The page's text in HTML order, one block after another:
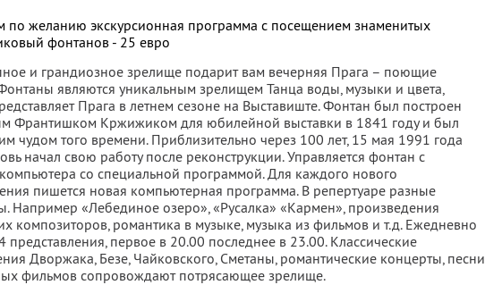
по желанию экскурсионная программа с посещением знаменитых
фонтанов - 25 евро
и грандиозное зрелище подарит вам вечерняя Прага – поющие
являются уникальным зрелищем Танца воды, музыки и цвета,
Прага в летнем сезоне на Выставиште. Фонтан был построен
Франтишком Кржижиком для юбилейной выставки в 1841 году и был
чудом того времени. Приблизительно через 100 лет, 15 мая 1991 года
начал свою работу после реконструкции. Управляется фонтан с
со специальной программой. Для каждого нового
пишется новая компьютерная программа. В репертуаре разные
Например «Лебединое озеро», «Русалка» «Кармен», произведения
композиторов, романтика в музыке, музыка из фильмов и т.д. Ежедневно
представления, первое в 20.00 последнее в 23.00. Классические
Дворжака, Безе, Чайковского, Сметаны, романтические концерты, песни
фильмов сопровождают потрясающее зрелище.